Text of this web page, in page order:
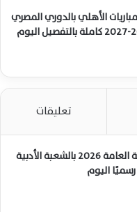
الأهلي بالدوري المصري
تعليقات
أسماء أوائل الثانوية العامة 2026 بالشعبة الأدبية
اليوم